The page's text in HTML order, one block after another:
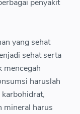
penyakit
yang sehat
sehat serta
mencegah
haruslah
mineral harus